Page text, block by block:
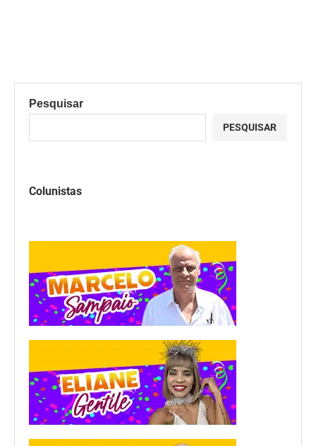
Pesquisar
PESQUISAR
Colunistas